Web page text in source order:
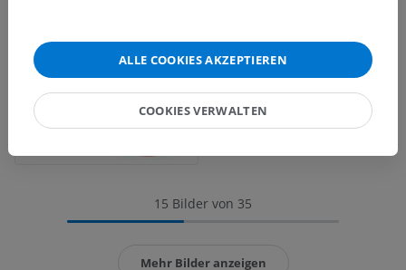
15 Bilder von 35
Mehr Bilder anzeigen
ALLE COOKIES AKZEPTIEREN
COOKIES VERWALTEN